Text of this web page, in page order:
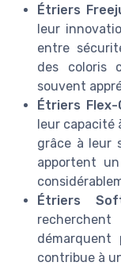
Étriers
leur
entre
des coloris
souvent
Étriers Flex-
leur capacité
grâce à leur
apportent
Étriers
contribue à